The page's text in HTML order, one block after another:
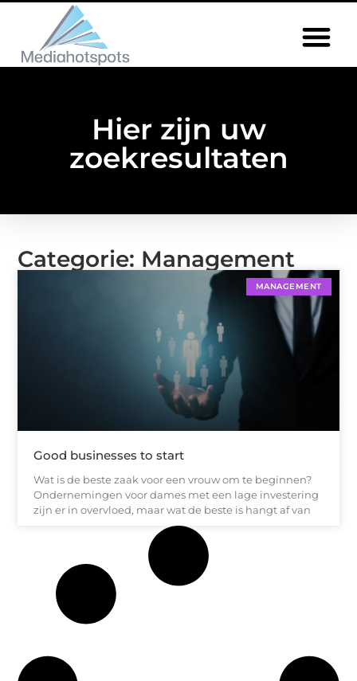
Hier zijn uw
zoekresultaten
Categorie: Management
MANAGEMENT
Good businesses to start
Wat is de beste zaak voor een vrouw om te beginnen?
Ondernemingen voor dames met een lage investering
zijn er in overvloed, maar wat de beste is hangt af van